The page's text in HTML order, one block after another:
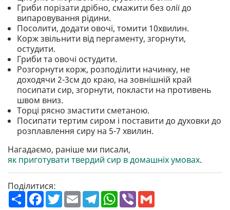
Гриби порізати дрібно, смажити без олії до
випаровування рідини.
Посолити, додати овочі, томити 10хвилин.
Корж звільнити від пергаменту, згорнути,
остудити.
Гриби та овочі остудити.
Розгорнути корж, розподілити начинку, не
доходячи 2-3см до краю, на зовнішній край
посипати сир, згорнути, покласти на противень
швом вниз.
Торці рясно змастити сметаною.
Посипати тертим сиром і поставити до духовки до
розплавлення сиру на 5-7 хвилин.
Нагадаємо, раніше ми писали,
як приготувати твердий сир в домашніх умовах.
Поділитися:
П
о
F
a
T
w
E
m
T
e
W
h
V